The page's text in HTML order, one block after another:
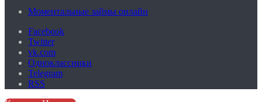
Моментальные займы онлайн
Facebook
Twitter
vk.com
Одноклассники
Telegram
RSS